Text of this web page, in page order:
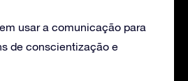
usar a comunicação para
de conscientização e